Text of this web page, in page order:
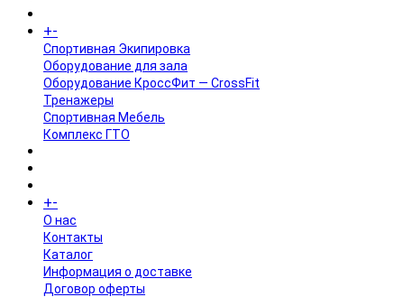
+-
Спортивная Экипировка
Оборудование для зала
Оборудование КроссФит — CrossFit
Тренажеры
Спортивная Мебель
Комплекс ГТО
+-
O нас
Контакты
Каталог
Информация о доставке
Договор оферты